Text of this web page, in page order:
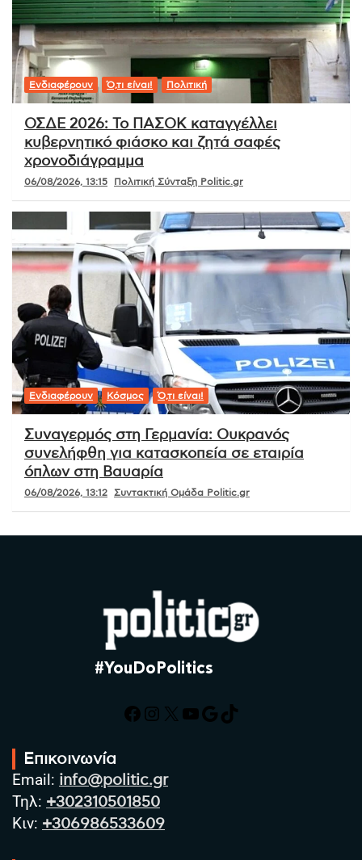
Ενδιαφέρουν Ό,τι είναι! Πολιτική
ΟΣΔΕ 2026: Το ΠΑΣΟΚ καταγγέλλει
κυβερνητικό φιάσκο και ζητά σαφές
χρονοδιάγραμμα
06/08/2026, 13:15 Πολιτική Σύνταξη Politic.gr
Ενδιαφέρουν Κόσμος Ό,τι είναι!
Συναγερμός στη Γερμανία: Ουκρανός
συνελήφθη για κατασκοπεία σε εταιρία
όπλων στη Βαυαρία
06/08/2026, 13:12 Συντακτική Ομάδα Politic.gr
#YouDoPolitics
Facebook
Instagram
X YouTube
Google
TikTok
Επικοινωνία
Email: info@politic.gr
Τηλ: +302310501850
Κιν: +306986533609